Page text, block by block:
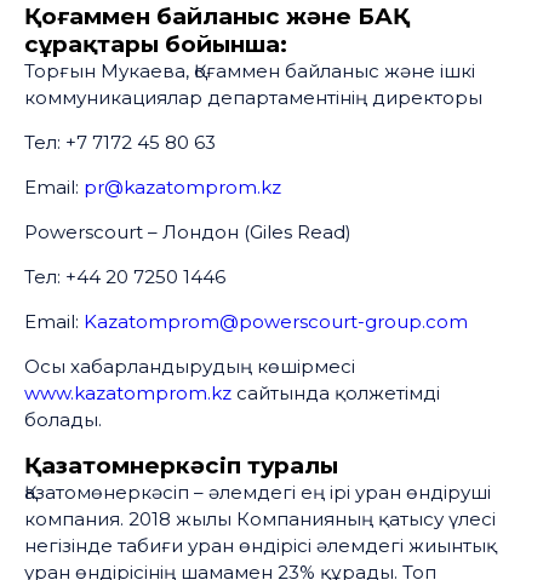
Қоғаммен байланыс және БАҚ
сұрақтары бойынша:
Торғын Мукаева, Қоғаммен байланыс және ішкі
коммуникациялар департаментінің директоры
Тел: +7 7172 45 80 63
Email: pr@kazatomprom.kz
Powerscourt – Лондон (Giles Read)
Тел: +44 20 7250 1446
Email: Kazatomprom@powerscourt-group.com
Осы хабарландырудың көшірмесі
www.kazatomprom.kz сайтында қолжетімді
болады.
Қазатомөнеркәсіп туралы
Қазатомөнеркәсіп – әлемдегі ең ірі уран өндіруші
компания. 2018 жылы Компанияның қатысу үлесі
негізінде табиғи уран өндірісі әлемдегі жиынтық
уран өндірісінің шамамен 23% құрады. Топ